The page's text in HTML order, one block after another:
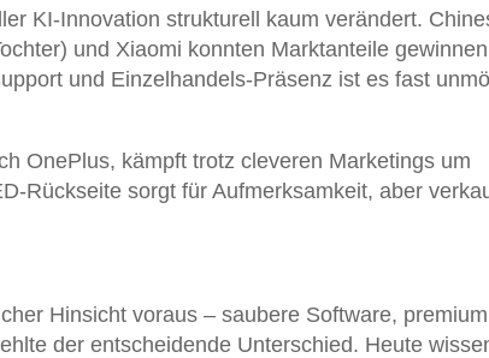
KI-Innovation strukturell kaum verändert.
und Xiaomi konnten Marktanteile
und Einzelhandels-Präsenz ist es fast
OnePlus, kämpft trotz cleveren Marketings um
Rückseite sorgt für Aufmerksamkeit, aber
Hinsicht voraus – saubere Software, premium
der entscheidende Unterschied. Heute